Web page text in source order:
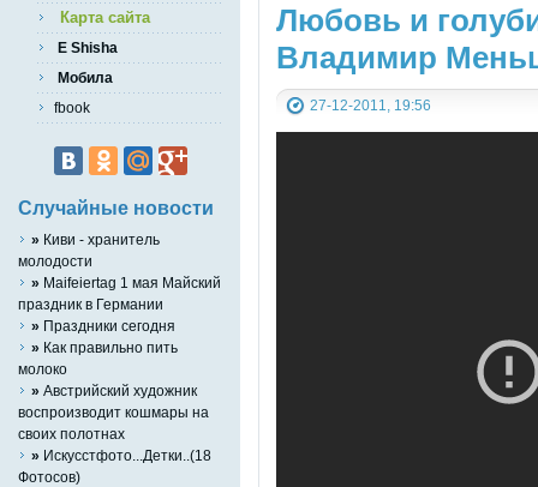
Любовь и
Владимир
27-12-2011, 19:56
Карта сайта
E Shisha
Мобила
fbook
Случайные новости
» Киви - хранитель
молодости
» Maifeiertag 1 мая Майский
праздник в Германии
» Праздники сегодня
» Как правильно пить
молоко
» Австрийский художник
воспроизводит кошмары на
своих полотнах
» Искусстфото...Детки..(18
Фотосов)